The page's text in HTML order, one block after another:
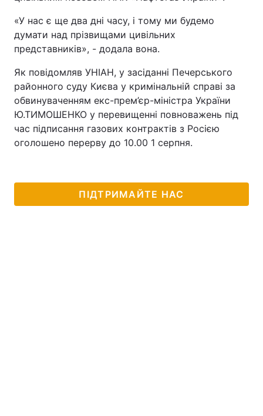
«У нас є ще два дні часу, і тому ми будемо
думати над прізвищами цивільних
представників», - додала вона.
Як повідомляв УНІАН, у засіданні Печерського
районного суду Києва у кримінальній справі за
обвинуваченням екс-прем’єр-міністра України
Ю.ТИМОШЕНКО у перевищенні повноважень під
час підписання газових контрактів з Росією
оголошено перерву до 10.00 1 серпня.
ПІДТРИМАЙТЕ НАС